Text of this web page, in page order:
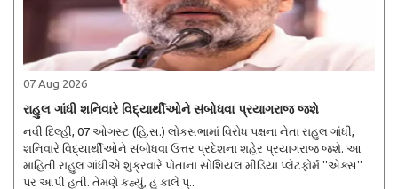
07 Aug 2026
રાહુલ ગાંધી શનિવારે વિદ્યાર્થીઓને સંબોધવા પ્રયાગરાજ જશે
નવી દિલ્હી, 07 ઓગસ્ટ (હિ.સ.) લોકસભામાં વિરોધ પક્ષના નેતા રાહુલ ગાંધી,
શનિવારે વિદ્યાર્થીઓને સંબોધવા ઉત્તર પ્રદેશના શહેર પ્રયાગરાજ જશે. આ
માહિતી રાહુલ ગાંધીએ શુક્રવારે પોતાના સોશિયલ મીડિયા પ્લેટફોર્મ ''એક્સ''
પર આપી હતી. તેમણે કહ્યું, હું કાલે પ્..